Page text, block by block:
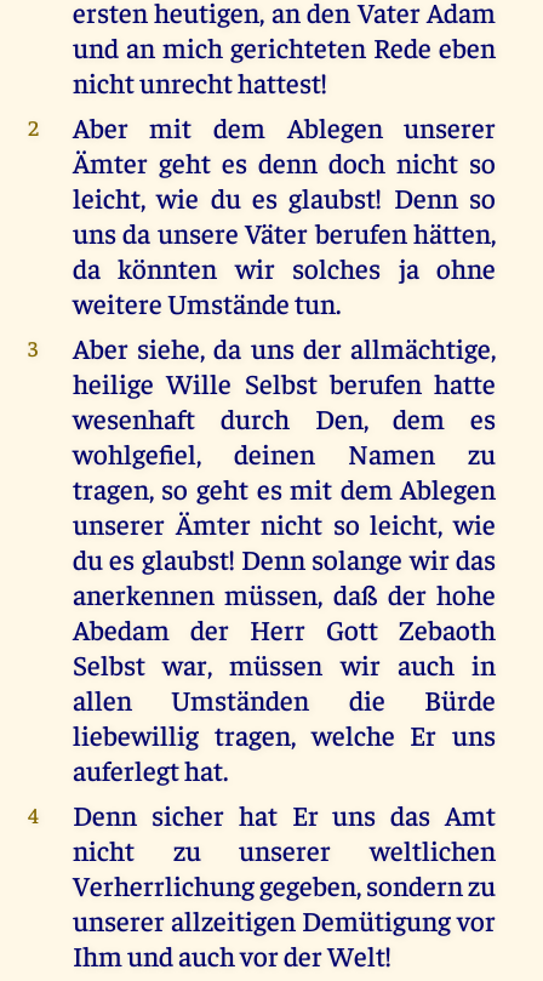
ersten heutigen, an den Vater Adam
und an mich gerichteten Rede eben
nicht unrecht hattest!
2
Aber mit dem Ablegen unserer
Ämter geht es denn doch nicht so
leicht, wie du es glaubst! Denn so
uns da unsere Väter berufen hätten,
da könnten wir solches ja ohne
weitere Umstände tun.
3
Aber siehe, da uns der allmächtige,
heilige Wille Selbst berufen hatte
wesenhaft durch Den, dem es
wohlgefiel, deinen Namen zu
tragen, so geht es mit dem Ablegen
unserer Ämter nicht so leicht, wie
du es glaubst! Denn solange wir das
anerkennen müssen, daß der hohe
Abedam der Herr Gott Zebaoth
Selbst war, müssen wir auch in
allen Umständen die Bürde
liebewillig tragen, welche Er uns
auferlegt hat.
4
Denn sicher hat Er uns das Amt
nicht zu unserer weltlichen
Verherrlichung gegeben, sondern zu
unserer allzeitigen Demütigung vor
Ihm und auch vor der Welt!